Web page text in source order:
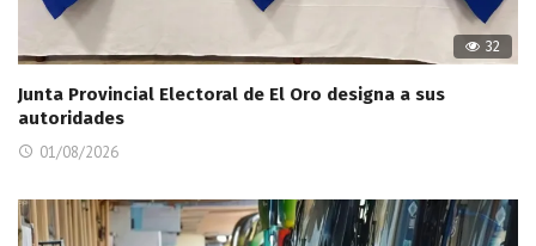
32
Junta Provincial Electoral de El Oro designa a sus
autoridades
01/08/2026